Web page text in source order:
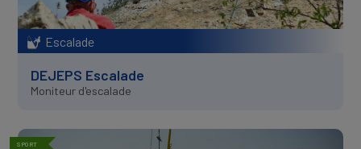
Escalade
DEJEPS Escalade
Moniteur d'escalade
SPORT